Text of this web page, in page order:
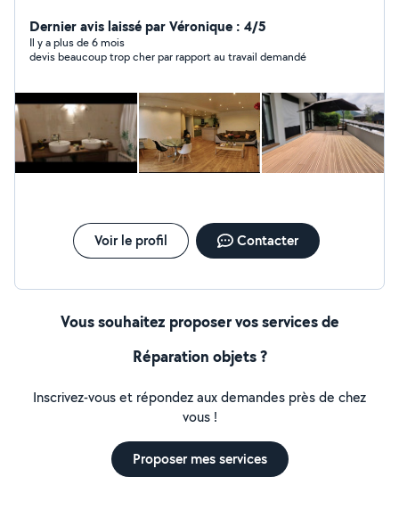
habitation du sol au plafond.
Dernier avis laissé par Véronique : 4/5
Il y a plus de 6 mois
devis beaucoup trop cher par rapport au travail demandé
Voir le profil Contacter
Vous souhaitez proposer vos services de
Réparation objets ?
Inscrivez-vous et répondez aux demandes près de chez
vous !
Proposer mes services